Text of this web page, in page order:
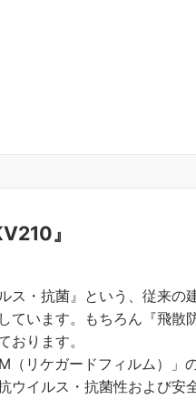
』
ス・抗菌』という、従来の
ています。もちろん『飛散
おります。
（リケガードフィルム）」
ウイルス・抗菌性および安